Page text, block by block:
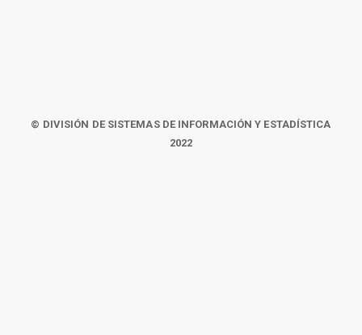
© DIVISIÓN DE SISTEMAS DE INFORMACIÓN Y ESTADÍSTICA
2022